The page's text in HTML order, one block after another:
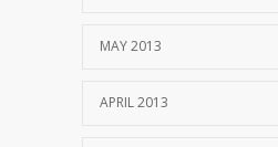
MAY 2013
APRIL 2013